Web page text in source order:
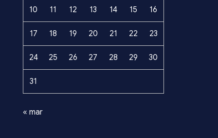
10 11 12 13 14 15 16
17 18 19 20 21 22 23
24 25 26 27 28 29 30
31
« mar